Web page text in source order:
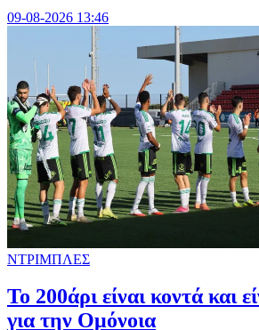
09-08-2026 13:46
ΝΤΡΙΜΠΛΕΣ
Το 200άρι είναι κοντά και
για την Ομόνοια